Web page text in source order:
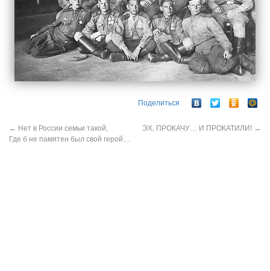
Поделиться
← Нет в России семьи такой,
Где б не памятен был свой герой…
ЭХ, ПРОКАЧУ… И ПРОКАТИЛИ! →